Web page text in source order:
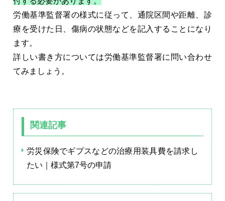
労働基準監督署の様式に従って、通院区間や距離、診
療を受けた日、傷病の状態などを記入することになり
ます。
詳しい書き方については労働基準監督署に問い合わせ
てみましょう。
関連記事
労災保険でギプスなどの治療用装具費を請求し
たい｜様式第7号の申請